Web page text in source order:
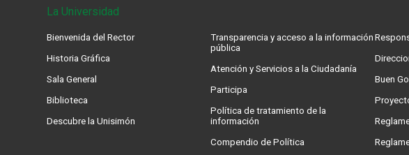
La Universidad
Bienvenida del Rector
Historia Gráfica
Sala General
Biblioteca
Descubre la Unisimón
Transparencia y acceso a la información
pública
Atención y Servicios a la Ciudadanía
Participa
Política de tratamiento de la
información
Compendio de Política
Buen